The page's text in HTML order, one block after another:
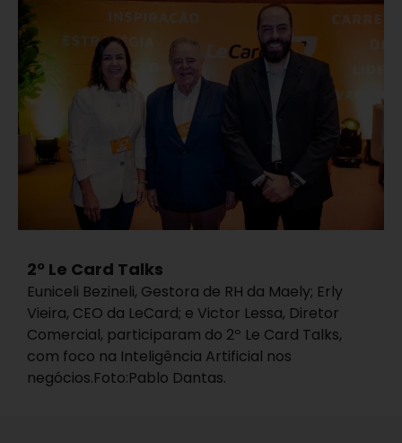
2º Le Card Talks
Euniceli Bezineli, Gestora de RH da Maely; Erly
Vieira, CEO da LeCard; e Victor Lessa, Diretor
Comercial, participaram do 2º Le Card Talks,
com foco na Inteligência Artificial nos
negócios.Foto:Pablo Dantas.